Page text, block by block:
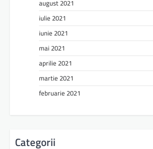
august 2021
iulie 2021
iunie 2021
mai 2021
aprilie 2021
martie 2021
februarie 2021
Categorii